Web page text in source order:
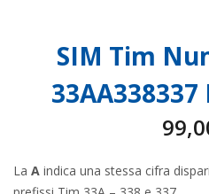
SIM Tim
La A indica una stessa cifra